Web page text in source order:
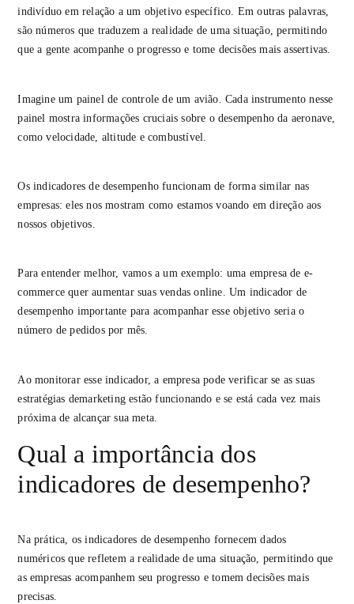
indivíduo em relação a um objetivo específico. Em outras palavras,
são números que traduzem a realidade de uma situação, permitindo
que a gente acompanhe o progresso e tome decisões mais assertivas.
Imagine um painel de controle de um avião. Cada instrumento nesse
painel mostra informações cruciais sobre o desempenho da aeronave,
como velocidade, altitude e combustível.
Os indicadores de desempenho funcionam de forma similar nas
empresas: eles nos mostram como estamos voando em direção aos
nossos objetivos.
Para entender melhor, vamos a um exemplo: uma empresa de e-
commerce quer aumentar suas vendas online. Um indicador de
desempenho importante para acompanhar esse objetivo seria o
número de pedidos por mês.
Ao monitorar esse indicador, a empresa pode verificar se as suas
estratégias demarketing estão funcionando e se está cada vez mais
próxima de alcançar sua meta.
Qual a importância dos
indicadores de desempenho?
Na prática, os indicadores de desempenho fornecem dados
numéricos que refletem a realidade de uma situação, permitindo que
as empresas acompanhem seu progresso e tomem decisões mais
precisas.